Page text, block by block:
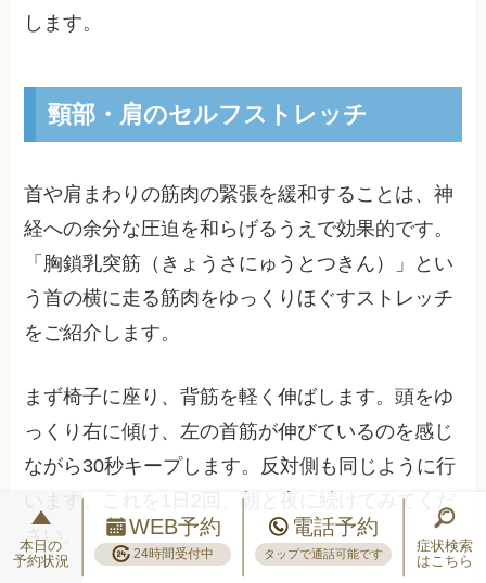
します。
頸部・肩のセルフストレッチ
首や肩まわりの筋肉の緊張を緩和することは、神
経への余分な圧迫を和らげるうえで効果的です。
「胸鎖乳突筋（きょうさにゅうとつきん）」とい
う首の横に走る筋肉をゆっくりほぐすストレッチ
をご紹介します。
まず椅子に座り、背筋を軽く伸ばします。頭をゆ
っくり右に傾け、左の首筋が伸びているのを感じ
ながら30秒キープします。反対側も同じように行
います。これを1日2回、朝と夜に続けてみてくだ
さい。
本日の
予約状況
WEB予約
24時間受付中
電話予約
タップで通話可能です
症状検索
はこちら